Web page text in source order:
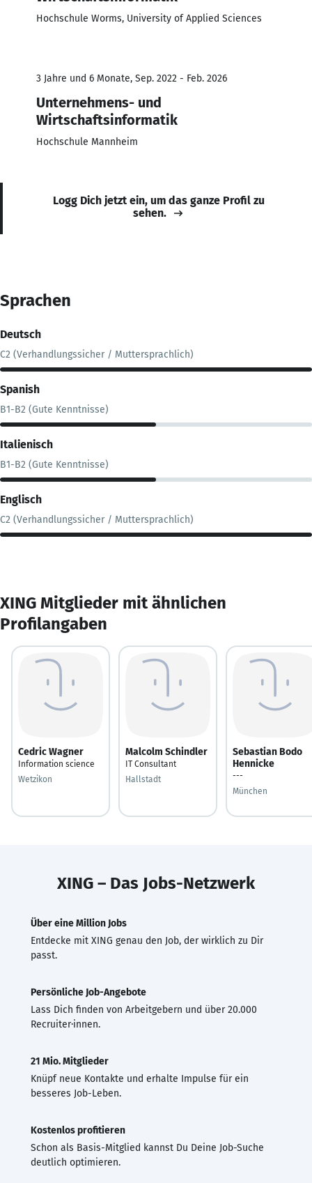
Hochschule Worms, University of Applied Sciences
3 Jahre und 6 Monate, Sep. 2022 - Feb. 2026
Unternehmens- und
Wirtschaftsinformatik
Hochschule Mannheim
Logg Dich jetzt ein, um das ganze Profil zu
sehen.
Sprachen
Deutsch
C2 (Verhandlungssicher / Muttersprachlich)
Spanish
B1-B2 (Gute Kenntnisse)
Italienisch
B1-B2 (Gute Kenntnisse)
Englisch
C2 (Verhandlungssicher / Muttersprachlich)
XING Mitglieder mit ähnlichen
Profilangaben
Cedric Wagner
Information science
Wetzikon
Malcolm Schindler
IT Consultant
Hallstadt
Sebastian Bodo
Hennicke
---
München
XING – Das Jobs-Netzwerk
Über eine Million Jobs
Entdecke mit XING genau den Job, der wirklich zu Dir
passt.
Persönliche Job-Angebote
Lass Dich finden von Arbeitgebern und über 20.000
Recruiter·innen.
21 Mio. Mitglieder
Knüpf neue Kontakte und erhalte Impulse für ein
besseres Job-Leben.
Kostenlos profitieren
Schon als Basis-Mitglied kannst Du Deine Job-Suche
deutlich optimieren.